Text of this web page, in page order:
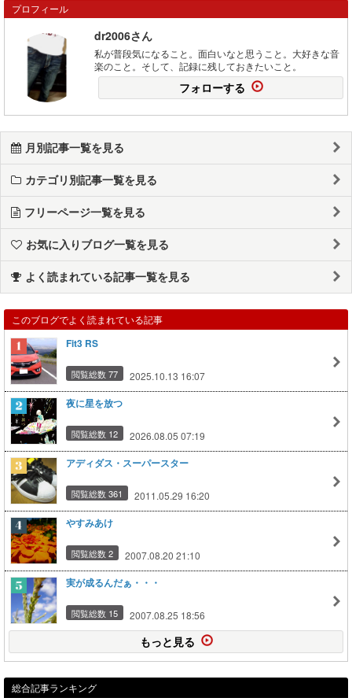
プロフィール
dr2006さん
私が普段気になること。面白いなと思うこと。大好きな音
楽のこと。そして、記録に残しておきたいこと。
フォローする
月別記事一覧を見る
カテゴリ別記事一覧を見る
フリーページ一覧を見る
お気に入りブログ一覧を見る
よく読まれている記事一覧を見る
このブログでよく読まれている記事
Fit3 RS
閲覧総数 77 2025.10.13 16:07
夜に星を放つ
閲覧総数 12 2026.08.05 07:19
アディダス・スーパースター
閲覧総数 361 2011.05.29 16:20
やすみあけ
閲覧総数 2 2007.08.20 21:10
実が成るんだぁ・・・
閲覧総数 15 2007.08.25 18:56
もっと見る
総合記事ランキング